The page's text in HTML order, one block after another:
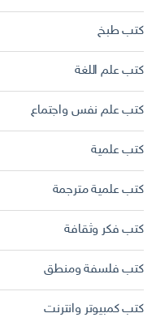
كتب طبخ
كتب علم اللغة
كتب علم نفس واجتماع
كتب علمية
كتب علمية مترجمة
كتب فكر وثقافة
كتب فلسفة ومنطق
كتب كمبيوتر وانترنت